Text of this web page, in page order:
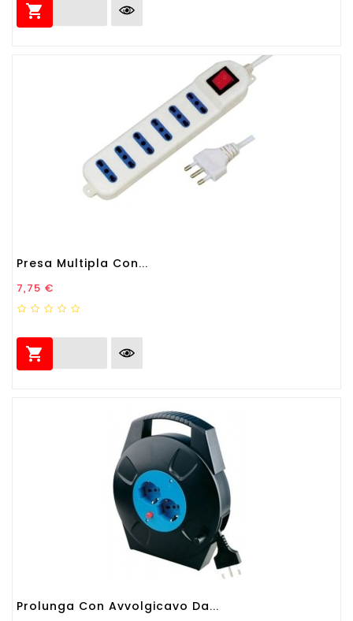

Presa Multipla Con...
Prezzo
7,75 €

Prolunga Con Avvolgicavo Da...